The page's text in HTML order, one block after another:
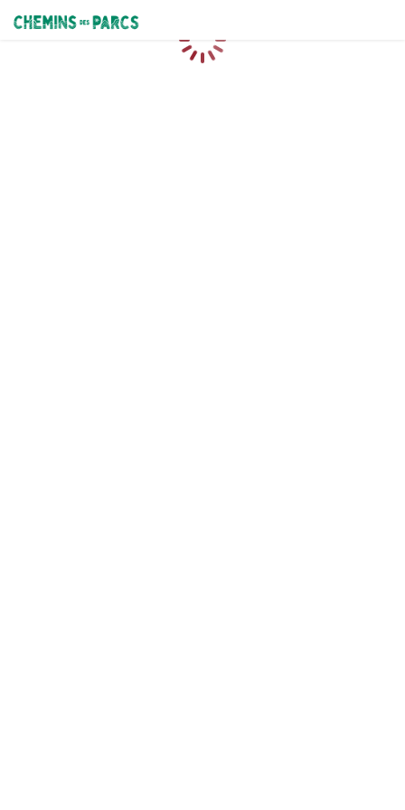
Chemins des Parcs
Caricamento